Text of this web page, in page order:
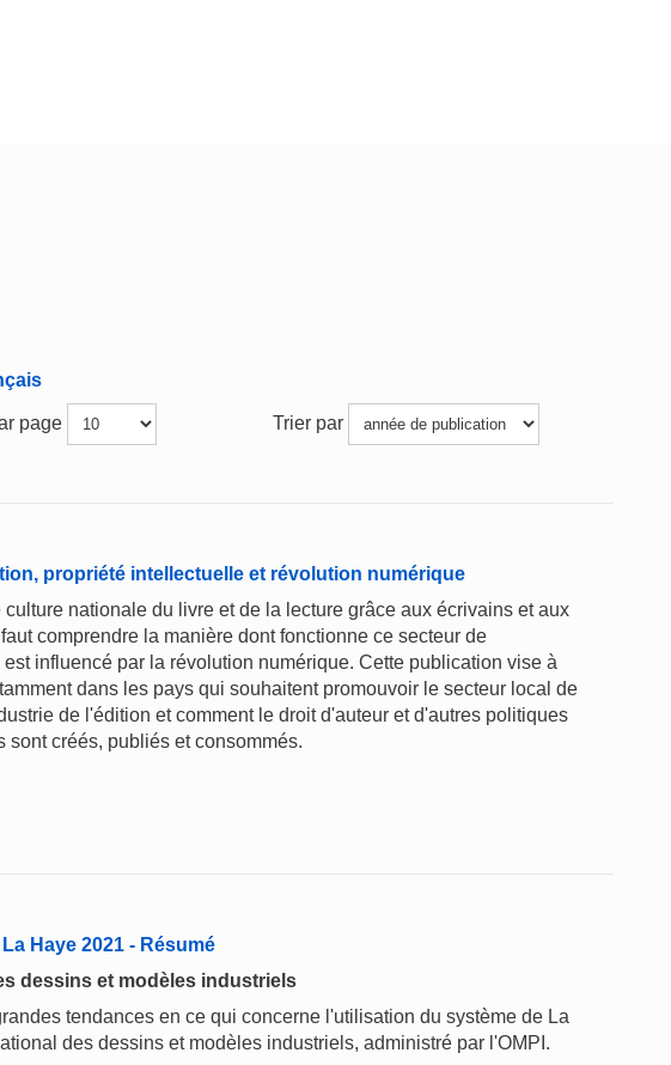
page Trier par
propriété intellectuelle et révolution numérique
nationale du livre et de la lecture grâce aux écrivains et aux
comprendre la manière dont fonctionne ce secteur de
influencé par la révolution numérique. Cette publication vise à
dans les pays qui souhaitent promouvoir le secteur local de
de l'édition et comment le droit d'auteur et d'autres politiques
sont créés, publiés et consommés.
Haye 2021 - Résumé
dessins et modèles industriels
tendances en ce qui concerne l'utilisation du système de La
des dessins et modèles industriels, administré par l'OMPI.